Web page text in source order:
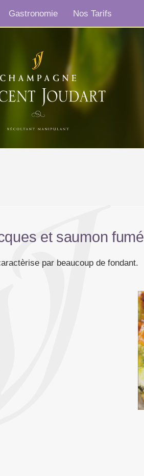
et saumon fumé
par beaucoup de fondant.
Gastronomie Nos Tarifs